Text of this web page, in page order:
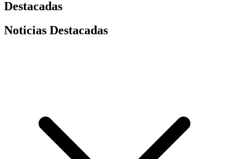
Destacadas
Noticias Destacadas